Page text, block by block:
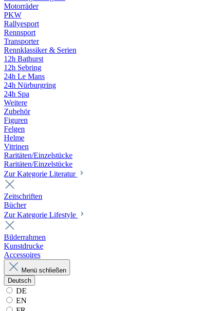
Motorräder
PKW
Rallyesport
Rennsport
Transporter
Rennklassiker & Serien
12h Bathurst
12h Sebring
24h Le Mans
24h Nürburgring
24h Spa
Weitere
Zubehör
Figuren
Felgen
Helme
Vitrinen
Raritäten/Einzelstücke
Raritäten/Einzelstücke
Zur Kategorie Literatur
Zeitschriften
Bücher
Zur Kategorie Lifestyle
Bilderrahmen
Kunstdrucke
Accessoires
Menü schließen
Deutsch
DE
EN